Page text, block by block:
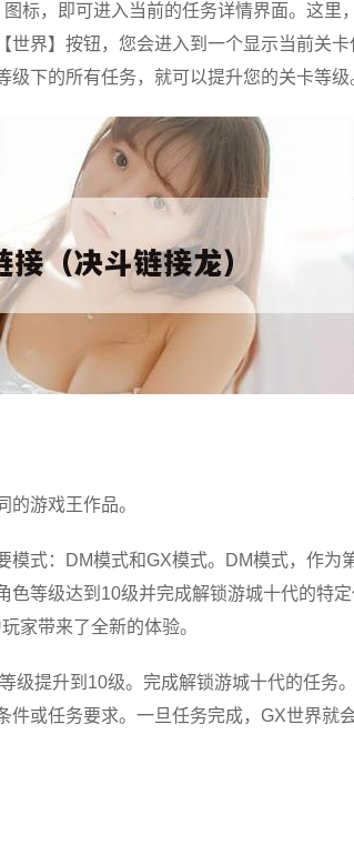
标，即可进入当前的任务详情界面。这里
界】按钮，您会进入到一个显示当前关
下的所有任务，就可以提升您的关卡等级
游戏王作品。
式：DM模式和GX模式。DM模式，作为
等级达到10级并完成解锁游城十代的特
家带来了全新的体验。
级提升到10级。完成解锁游城十代的任务
或任务要求。一旦任务完成，GX世界就